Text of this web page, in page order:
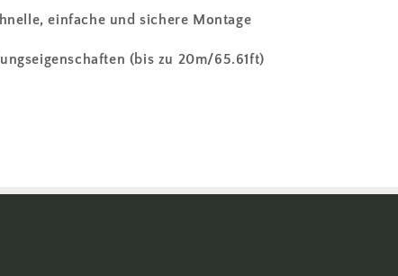
einfache und sichere Montage
(bis zu 20m/65.61ft)